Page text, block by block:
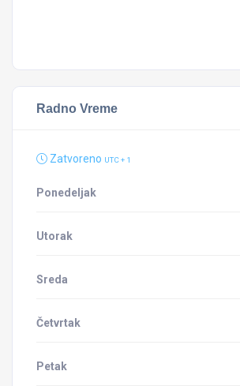
Radno Vreme
Zatvoreno UTC + 1
Ponedeljak
Utorak
Sreda
Četvrtak
Petak